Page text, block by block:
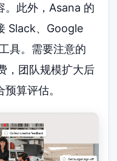
。此外，Asana 的
Slack、Google
具。需要注意的
，团队规模扩大后
算评估。